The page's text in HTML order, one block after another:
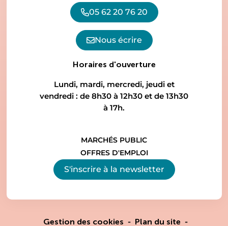
05 62 20 76 20
Nous écrire
Horaires d'ouverture
Lundi, mardi, mercredi, jeudi et
vendredi : de 8h30 à 12h30 et de 13h30
à 17h.
MARCHÉS PUBLIC
OFFRES D'EMPLOI
S'inscrire à la newsletter
Gestion des cookies Plan du site